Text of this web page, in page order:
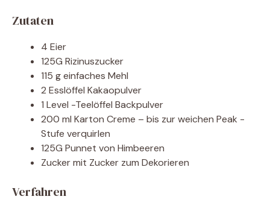
Zutaten
4 Eier
125G Rizinuszucker
115 g einfaches Mehl
2 Esslöffel Kakaopulver
1 Level -Teelöffel Backpulver
200 ml Karton Creme – bis zur weichen Peak -
Stufe verquirlen
125G Punnet von Himbeeren
Zucker mit Zucker zum Dekorieren
Verfahren